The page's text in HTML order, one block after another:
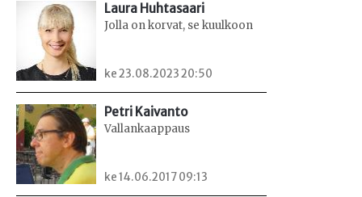
Laura Huhtasaari
Jolla on korvat, se kuulkoon
ke 23.08.2023 20:50
Petri Kaivanto
Vallankaappaus
ke 14.06.2017 09:13